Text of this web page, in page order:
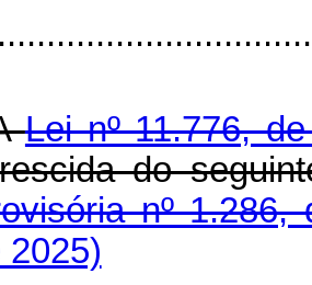
Lei nº 11.776,
do
nº 1.286,
2025)